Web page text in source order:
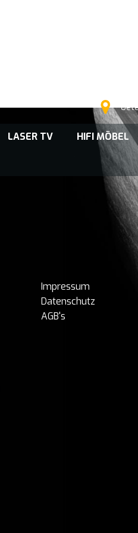
LASER TV HIFI MÖBEL
Impressum
Datenschutz
AGB's